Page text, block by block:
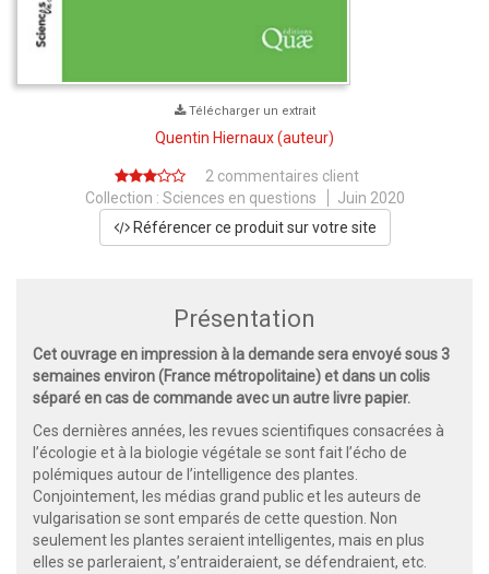
Télécharger un extrait
Quentin Hiernaux(auteur)
2 commentaires client
Collection : Sciences en questions
Juin 2020
Référencer ce produit sur votre site
Présentation
Cet ouvrage en impression à la demande sera envoyé sous 3
semaines environ (France métropolitaine) et dans un colis
séparé en cas de commande avec un autre livre papier.
Ces dernières années, les revues scientifiques consacrées à
l’écologie et à la biologie végétale se sont fait l’écho de
polémiques autour de l’intelligence des plantes.
Conjointement, les médias grand public et les auteurs de
vulgarisation se sont emparés de cette question. Non
seulement les plantes seraient intelligentes, mais en plus
elles se parleraient, s’entraideraient, se défendraient, etc.